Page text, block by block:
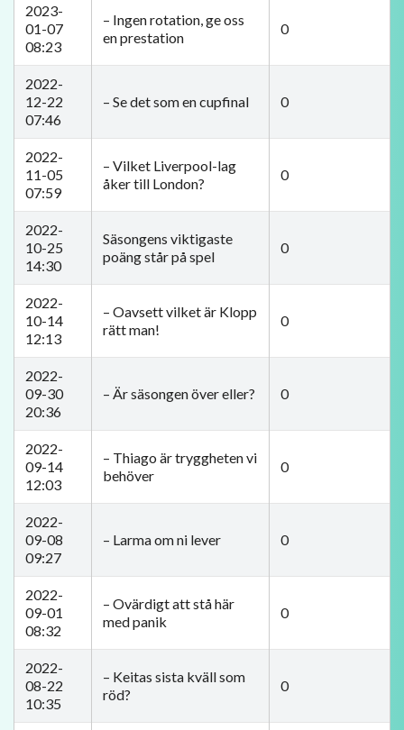
2023-
01-07
08:23
– Ingen rotation, ge oss
en prestation
0
2022-
12-22
07:46
– Se det som en cupfinal 0
2022-
11-05
07:59
– Vilket Liverpool-lag
åker till London?
0
2022-
10-25
14:30
Säsongens viktigaste
poäng står på spel
0
2022-
10-14
12:13
– Oavsett vilket är Klopp
rätt man!
0
2022-
09-30
20:36
– Är säsongen över eller? 0
2022-
09-14
12:03
– Thiago är tryggheten vi
behöver
0
2022-
09-08
09:27
– Larma om ni lever 0
2022-
09-01
08:32
– Ovärdigt att stå här
med panik
0
2022-
08-22
10:35
– ​Keitas sista kväll som
röd?
0